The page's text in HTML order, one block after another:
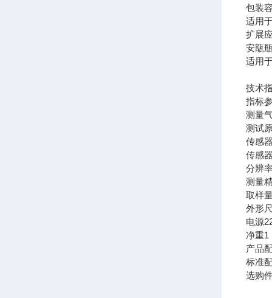
包装
适用
扩展
安瓿
适用
技术
指标
测量
测试
传感
传感
分辨
测量
取样
外形
电源
净重1
产品
标准
选购